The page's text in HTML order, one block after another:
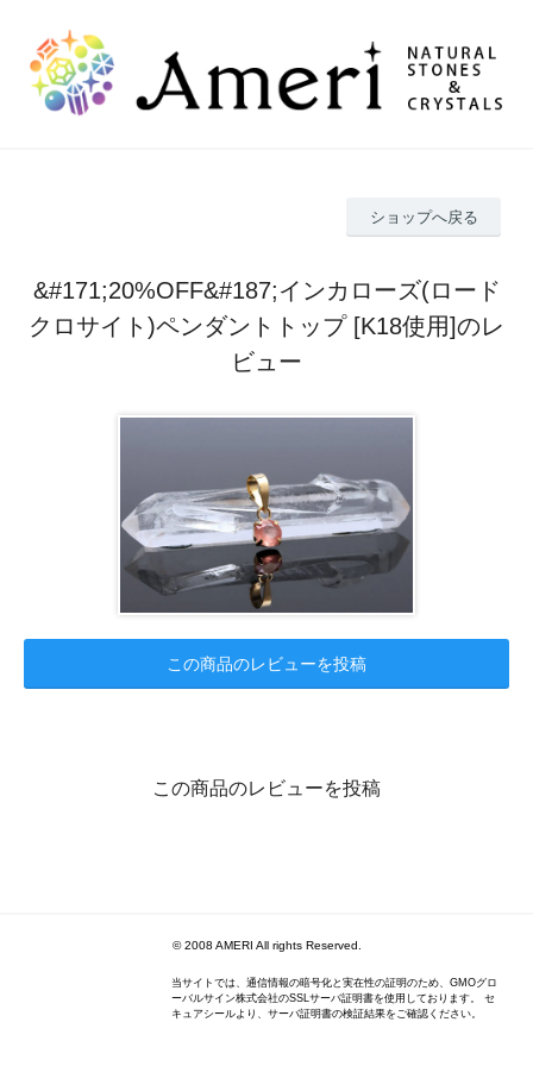
ショップへ戻る
&#171;20%OFF&#187;インカローズ(ロード
クロサイト)ペンダントトップ [K18使用]のレ
ビュー
この商品のレビューを投稿
この商品のレビューを投稿
© 2008 AMERI All rights Reserved.
当サイトでは、通信情報の暗号化と実在性の証明のため、GMOグロ
ーバルサイン株式会社のSSLサーバ証明書を使用しております。 セ
キュアシールより、サーバ証明書の検証結果をご確認ください。